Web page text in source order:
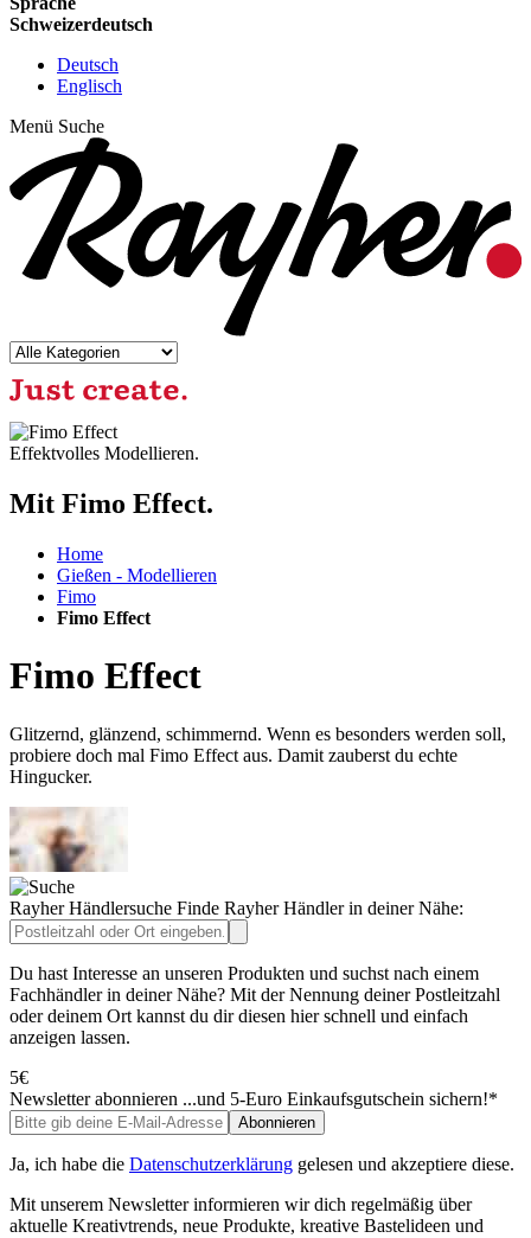
Schweizerdeutsch
Deutsch
Englisch
Menü Suche
Effektvolles Modellieren.
Mit Fimo Effect.
Home
Gießen - Modellieren
Fimo
Fimo Effect
Fimo Effect
Glitzernd, glänzend, schimmernd. Wenn es besonders werden soll,
probiere doch mal Fimo Effect aus. Damit zauberst du echte
Hingucker.
Rayher Händlersuche Finde Rayher Händler in deiner Nähe:
Du hast Interesse an unseren Produkten und suchst nach einem
Fachhändler in deiner Nähe? Mit der Nennung deiner Postleitzahl
oder deinem Ort kannst du dir diesen hier schnell und einfach
anzeigen lassen.
5€
Newsletter abonnieren ...und 5-Euro Einkaufsgutschein sichern!*
Abonnieren
Ja, ich habe die Datenschutzerklärung gelesen und akzeptiere diese.
Mit unserem Newsletter informieren wir dich regelmäßig über
aktuelle Kreativtrends, neue Produkte, kreative Bastelideen und